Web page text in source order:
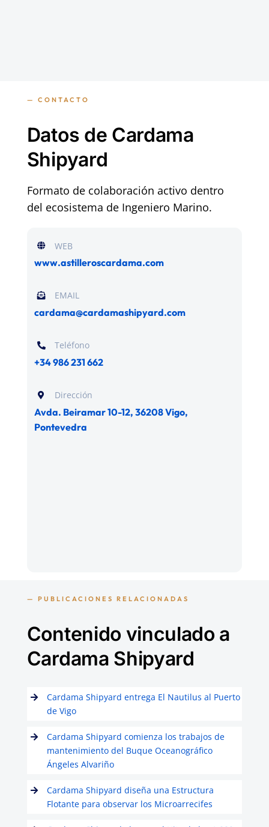
— CONTACTO
Datos de Cardama
Shipyard
Formato de colaboración activo dentro
del ecosistema de Ingeniero Marino.
WEB
www.astilleroscardama.com
EMAIL
cardama@cardamashipyard.com
Teléfono
+34 986 231 662
Dirección
Avda. Beiramar 10-12, 36208 Vigo,
Pontevedra
— PUBLICACIONES RELACIONADAS
Contenido vinculado a
Cardama Shipyard
Cardama Shipyard entrega El Nautilus al Puerto
de Vigo
Cardama Shipyard comienza los trabajos de
mantenimiento del Buque Oceanográfico
Ángeles Alvariño
Cardama Shipyard diseña una Estructura
Flotante para observar los Microarrecifes